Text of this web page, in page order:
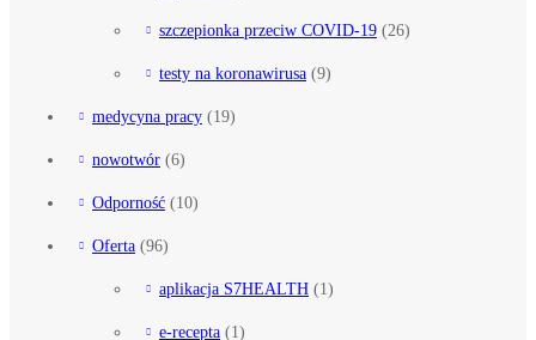
szczepionka przeciw COVID-19 (26)
testy na koronawirusa (9)
medycyna pracy (19)
nowotwór (6)
Odporność (10)
Oferta (96)
aplikacja S7HEALTH (1)
e-recepta (1)